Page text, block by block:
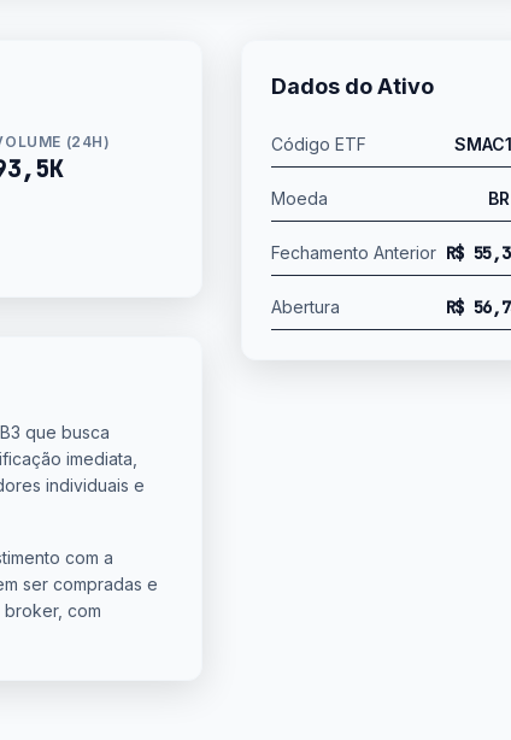
(24H)
que busca
imediata,
individuais e
com a
ser compradas e
com
Dados do Ativo
Código ETF
Moeda
Fechamento Anterior R$
Abertura R$